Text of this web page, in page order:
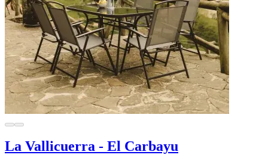
La Vallicuerra - El Carbayu